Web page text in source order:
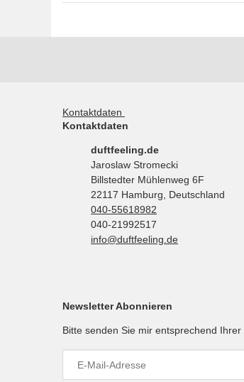
Kontaktdaten
Kontaktdaten
duftfeeling.de
Jaroslaw Stromecki
Billstedter Mühlenweg 6F
22117 Hamburg, Deutschland
040-55618982
040-21992517
info@duftfeeling.de
Newsletter Abonnieren
Bitte senden Sie mir entsprechend Ihrer